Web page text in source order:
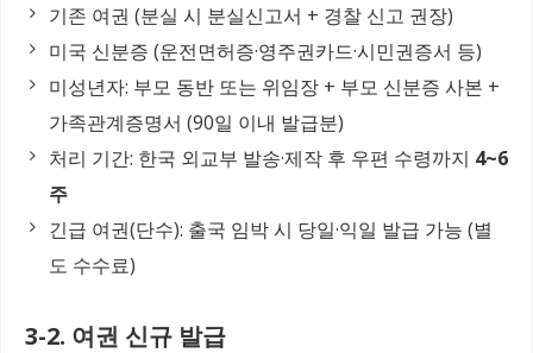
기존 여권 (분실 시 분실신고서 + 경찰 신고 권장)
미국 신분증 (운전면허증·영주권카드·시민권증서 등)
미성년자: 부모 동반 또는 위임장 + 부모 신분증 사본 +
가족관계증명서 (90일 이내 발급분)
처리 기간: 한국 외교부 발송·제작 후 우편 수령까지 4~6
주
긴급 여권(단수): 출국 임박 시 당일·익일 발급 가능 (별
도 수수료)
3-2. 여권 신규 발급